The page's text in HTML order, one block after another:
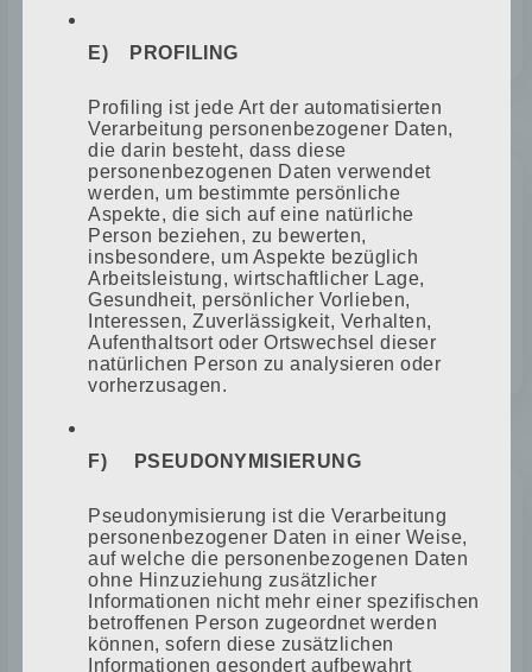
1987
NEUBAU WERKSTATT
Neubau einer neuen Werkstatt direkt an
der Straße (heutige Schmiede).
EINSTIEG VON JUTTA FREUDENFELD
Einstieg von Jutta Freudenfeld als
Ehefrau von Christian. Sie ist für die
E) PROFILING
Profiling ist jede Art der automatisierten
Verarbeitung personenbezogener Daten,
die darin besteht, dass diese
personenbezogenen Daten verwendet
werden, um bestimmte persönliche
Aspekte, die sich auf eine natürliche
Person beziehen, zu bewerten,
insbesondere, um Aspekte bezüglich
Arbeitsleistung, wirtschaftlicher Lage,
Gesundheit, persönlicher Vorlieben,
Interessen, Zuverlässigkeit, Verhalten,
Aufenthaltsort oder Ortswechsel dieser
natürlichen Person zu analysieren oder
vorherzusagen.
F) PSEUDONYMISIERUNG
Pseudonymisierung ist die Verarbeitung
personenbezogener Daten in einer Weise,
auf welche die personenbezogenen Daten
ohne Hinzuziehung zusätzlicher
Informationen nicht mehr einer spezifischen
betroffenen Person zugeordnet werden
können, sofern diese zusätzlichen
Informationen gesondert aufbewahrt